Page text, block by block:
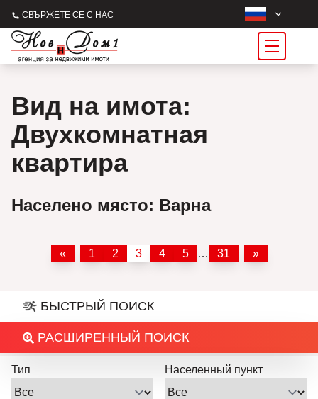
СВЪРЖЕТЕ СЕ С НАС
Вид на имота:
Двухкомнатная
квартира
Населено място: Варна
« 1 2 3 4 5 … 31 »
БЫСТРЫЙ ПОИСК
РАСШИРЕННЫЙ ПОИСК
Тип Населенный пункт